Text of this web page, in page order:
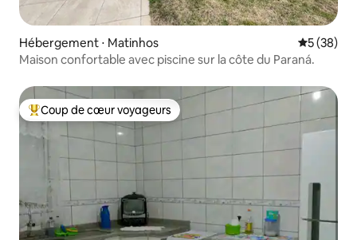
Hébergement ⋅ Matinhos
5 (38)
Maison confortable avec piscine sur la côte du Paraná.
Coups de cœur voyageurs les plus appréciés
Coup de cœur voyageurs